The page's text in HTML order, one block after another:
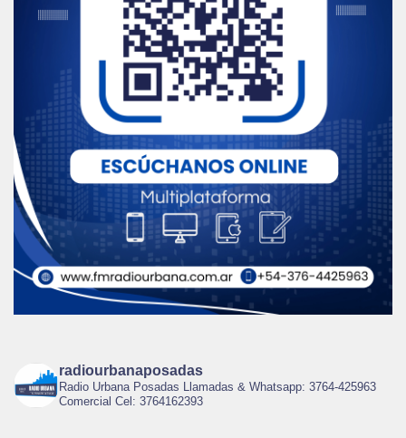
radiourbanaposadas
Radio Urbana Posadas Llamadas & Whatsapp: 3764-425963
Comercial Cel: 3764162393